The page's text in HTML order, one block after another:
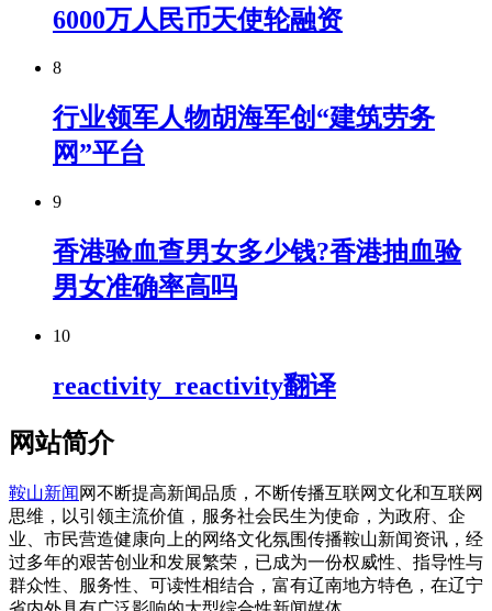
6000万人民币天使轮融资
8
行业领军人物胡海军创“建筑劳务
网”平台
9
香港验血查男女多少钱?香港抽血验
男女准确率高吗
10
reactivity_reactivity翻译
网站简介
鞍山新闻 网不断提高新闻品质，不断传播互联网文化和互联网
思维，以引领主流价值，服务社会民生为使命，为政府、企
业、市民营造健康向上的网络文化氛围传播鞍山新闻资讯，经
过多年的艰苦创业和发展繁荣，已成为一份权威性、指导性与
群众性、服务性、可读性相结合，富有辽南地方特色，在辽宁